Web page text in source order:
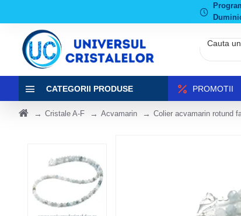
CATEGORII PRODUSE PROMOTII
Cristale A-F Acvamarin Colier acvamarin rotund